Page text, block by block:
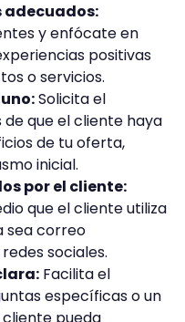
adecuados:
y enfócate en
positivas
o servicios.
Solicita el
que el cliente haya
de tu oferta,
inicial.
por el cliente:
que el cliente utiliza
sea correo
sociales.
Facilita el
específicas o un